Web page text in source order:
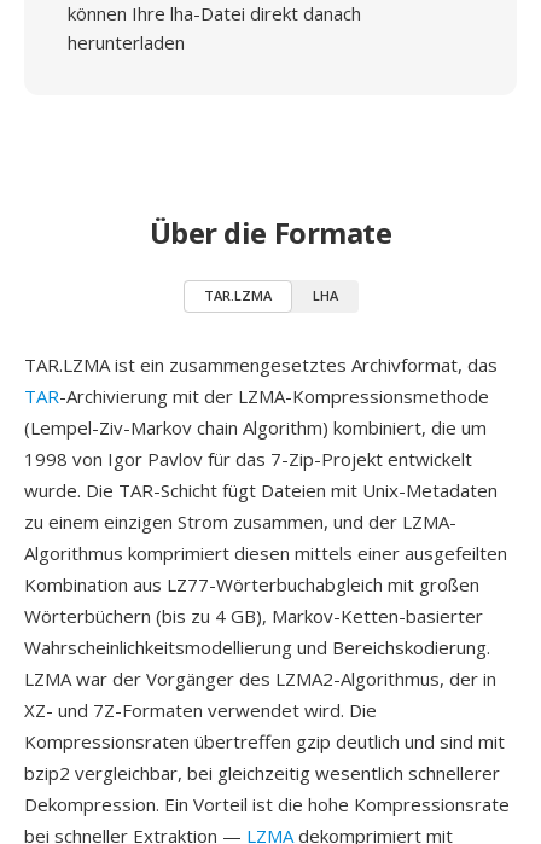
können Ihre lha-Datei direkt danach
herunterladen
Über die Formate
TAR.LZMA LHA
TAR.LZMA ist ein zusammengesetztes Archivformat, das
TAR-Archivierung mit der LZMA-Kompressionsmethode
(Lempel-Ziv-Markov chain Algorithm) kombiniert, die um
1998 von Igor Pavlov für das 7-Zip-Projekt entwickelt
wurde. Die TAR-Schicht fügt Dateien mit Unix-Metadaten
zu einem einzigen Strom zusammen, und der LZMA-
Algorithmus komprimiert diesen mittels einer ausgefeilten
Kombination aus LZ77-Wörterbuchabgleich mit großen
Wörterbüchern (bis zu 4 GB), Markov-Ketten-basierter
Wahrscheinlichkeitsmodellierung und Bereichskodierung.
LZMA war der Vorgänger des LZMA2-Algorithmus, der in
XZ- und 7Z-Formaten verwendet wird. Die
Kompressionsraten übertreffen gzip deutlich und sind mit
bzip2 vergleichbar, bei gleichzeitig wesentlich schnellerer
Dekompression. Ein Vorteil ist die hohe Kompressionsrate
bei schneller Extraktion — LZMAdekomprimiert mit